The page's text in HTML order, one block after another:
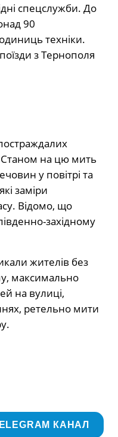
спецслужби. До
90
техніки.
з Тернополя
Станом на цю мить
у повітрі та
заміри
Відомо, що
західному
жителів без
максимально
на вулиці,
ретельно мити
КАНАЛ